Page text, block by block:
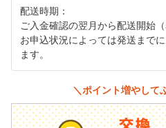
配送時期：
ご入金確認の翌月から配送開始
お申込状況によっては発送まで
ます。
＼ポイント増やして